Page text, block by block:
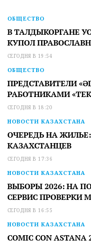
ОБЩЕСТВО
В ТАЛДЫКОРГАНЕ
КУПОЛ
СЕГОДНЯ В 19:54
ОБЩЕСТВО
ПРЕДСТАВИТЕЛИ
РАБОТНИКАМИ
СЕГОДНЯ В 18:20
НОВОСТИ КАЗАХСТАНА
ОЧЕРЕДЬ НА
КАЗАХСТАНЦЕВ
СЕГОДНЯ В 17:36
НОВОСТИ КАЗАХСТАНА
ВЫБОРЫ 2026: НА
СЕРВИС ПРОВЕРКИ
СЕГОДНЯ В 16:55
НОВОСТИ КАЗАХСТАНА
COMIC CON